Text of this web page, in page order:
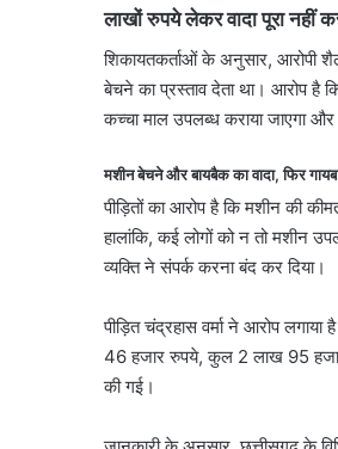
लाखों रुपये लेकर वादा पूरा नहीं
शिकायतकर्ताओं के अनुसार, आरोपी
बेचने का प्रस्ताव देता था। आरोप है
कच्चा माल उपलब्ध कराया जाएगा और
मशीन बेचने और बायबैक का वादा, फिर गायब
पीड़ितों का आरोप है कि मशीन की
हालांकि, कई लोगों को न तो मशीन
व्यक्ति ने संपर्क करना बंद कर दिया।
पीड़ित चंद्रहास वर्मा ने आरोप
46 हजार रुपये, कुल 2 लाख 95 हजार
की गई।